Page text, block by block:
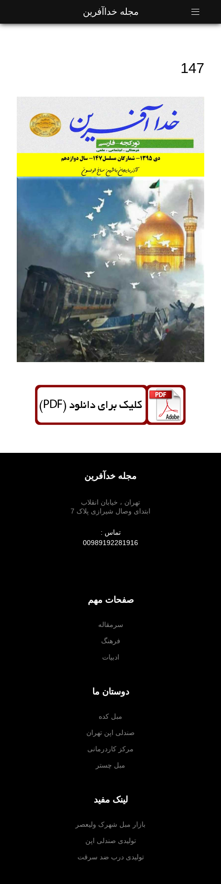
مجله خداآفرین
147
مجله خدآفرین
تهران ، خیابان انقلاب
ابتدای وصال شیرازی پلاک 7
تماس :
00989192281916
صفحات مهم
سرمقاله
فرهنگ
ادبیات
دوستان ما
مبل کده
صندلی اپن تهران
مرکز کاردرمانی
مبل چستر
لینک مفید
بازار مبل شهرک ولیعصر
تولیدی صندلی اپن
تولیدی درب ضد سرقت